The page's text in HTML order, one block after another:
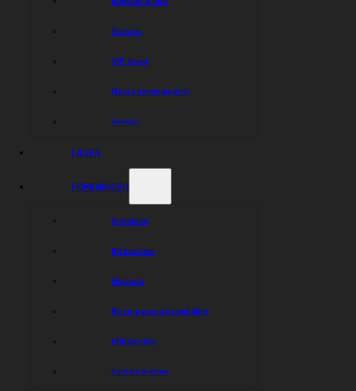
Årskort
VIP-bord
Nästa hemmamatch
Arenan
LAGEN
FÖRENINGEN
Styrelsen
Bli medlem
Historia
Rospiggarna i samhället
Miljöpolicy
Sociala medier
Snabbfakta